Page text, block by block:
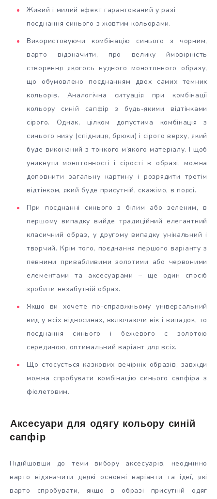
Живий і милий ефект гарантований у разі
поєднання синього з жовтим кольорами.
Використовуючи комбінацію синього з чорним,
варто відзначити, про велику ймовірність
створення якогось нудного монотонного образу,
що обумовлено поєднанням двох самих темних
кольорів. Аналогічна ситуація при комбінації
кольору синій сапфір з будь-якими відтінками
сірого. Однак, цілком допустима комбінація з
синього низу (спідниця, брюки) і сірого верху, який
буде виконаний з тонкого м’якого матеріалу. І щоб
уникнути монотонності і сірості в образі, можна
доповнити загальну картину і розрядити третім
відтінком, який буде присутній, скажімо, в поясі.
При поєднанні синього з білим або зеленим, в
першому випадку вийде традиційний елегантний
класичний образ, у другому випадку унікальний і
творчий. Крім того, поєднання першого варіанту з
певними привабливими золотими або червоними
елементами та аксесуарами – ще один спосіб
зробити незабутній образ.
Якщо ви хочете по-справжньому універсальний
вид у всіх відносинах, включаючи вік і випадок, то
поєднання синього і бежевого є золотою
серединою, оптимальний варіант для всіх.
Що стосується казкових вечірніх образів, завжди
можна спробувати комбінацію синього сапфіра з
фіолетовим.
Аксесуари для одягу кольору синій
сапфір
Підійшовши до теми вибору аксесуарів, неодмінно
варто відзначити деякі основні варіанти та ідеї, які
варто спробувати, якщо в образі присутній одяг